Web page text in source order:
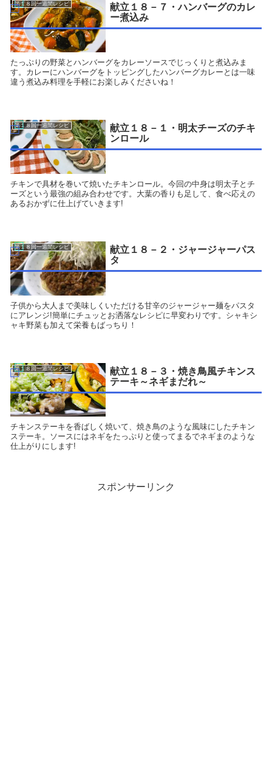
第１８回一週間レシピ
献立１８－７・ハンバーグのカレ
ー煮込み
たっぷりの野菜とハンバーグをカレーソースでじっくりと煮込みま
す。カレーにハンバーグをトッピングしたハンバーグカレーとは一味
違う煮込み料理を手軽にお楽しみくださいね！
第１８回一週間レシピ
献立１８－１・明太チーズのチキ
ンロール
チキンで具材を巻いて焼いたチキンロール。今回の中身は明太子とチ
ーズという最強の組み合わせです。大葉の香りも足して、食べ応えの
あるおかずに仕上げていきます!
第１８回一週間レシピ
献立１８－２・ジャージャーパス
タ
子供から大人まで美味しくいただける甘辛のジャージャー麺をパスタ
にアレンジ!簡単にチュッとお洒落なレシピに早変わりです。シャキシ
ャキ野菜も加えて栄養もばっちり！
第１８回一週間レシピ
献立１８－３・焼き鳥風チキンス
テーキ～ネギまだれ～
チキンステーキを香ばしく焼いて、焼き鳥のような風味にしたチキン
ステーキ。ソースにはネギをたっぷりと使ってまるでネギまのような
仕上がりにします!
スポンサーリンク